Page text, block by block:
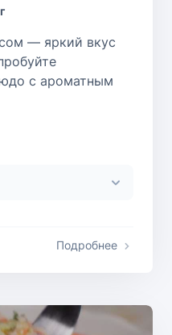
— яркий вкус
с ароматным
Подробнее